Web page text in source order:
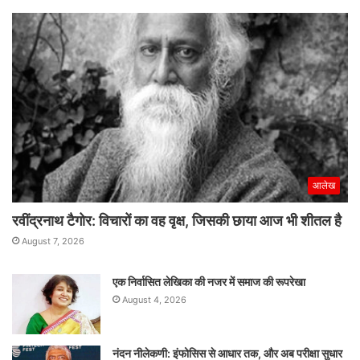
आलेख
रवींद्रनाथ टैगोर: विचारों का वह वृक्ष, जिसकी छाया आज भी शीतल है
August 7, 2026
एक निर्वासित लेखिका की नजर में समाज की रूपरेखा
August 4, 2026
नंदन नीलेकणी: इंफोसिस से आधार तक, और अब परीक्षा सुधार